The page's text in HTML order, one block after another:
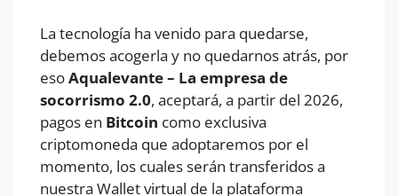
La tecnología ha venido para quedarse,
debemos acogerla y no quedarnos atrás, por
esoAqualevante – La empresa de
socorrismo 2.0, aceptará, a partir del 2026,
pagos en Bitcoin como exclusiva
criptomoneda que adoptaremos por el
momento, los cuales serán transferidos a
nuestra Wallet virtual de la plataforma